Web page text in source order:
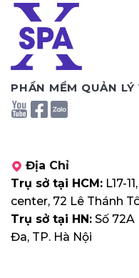
PHẦN MỀM QUẢN
Địa Chỉ
Trụ sở tại HCM: L17-
center, 72 Lê Thánh
Trụ sở tại HN: Số 72A
Đa, TP. Hà Nội